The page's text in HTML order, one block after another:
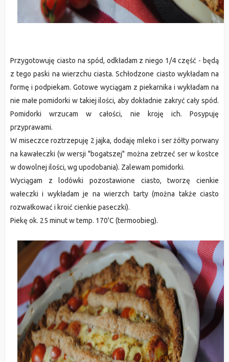
Przygotowuję ciasto na spód, odkładam z niego 1/4 część - będą
z tego paski na wierzchu ciasta. Schłodzone ciasto wykładam na
formę i podpiekam. Gotowe wyciągam z piekarnika i wykładam na
nie małe pomidorki w takiej ilości, aby dokładnie zakryć cały spód.
Pomidorki wrzucam w całości, nie kroję ich. Posypuję
przyprawami.
W miseczce roztrzepuję 2 jajka, dodaję mleko i ser żółty porwany
na kawałeczki (w wersji "bogatszej" można zetrzeć ser w kostce
w dowolnej ilości, wg upodobania). Zalewam pomidorki.
Wyciągam z lodówki pozostawione ciasto, tworzę cienkie
wałeczki i wykładam je na wierzch tarty (można także ciasto
rozwałkować i kroić cienkie paseczki).
Piekę ok. 25 minut w temp. 170'C (termoobieg).